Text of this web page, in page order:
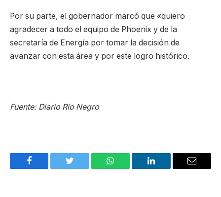
Por su parte, el gobernador marcó que «quiero
agradecer a todo el equipo de Phoenix y de la
secretaría de Energía por tomar la decisión de
avanzar con esta área y por este logro histórico.
Fuente: Diario Río Negro
Facebook Twitter WhatsApp LinkedIn Email